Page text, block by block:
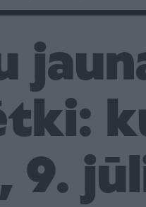
9.